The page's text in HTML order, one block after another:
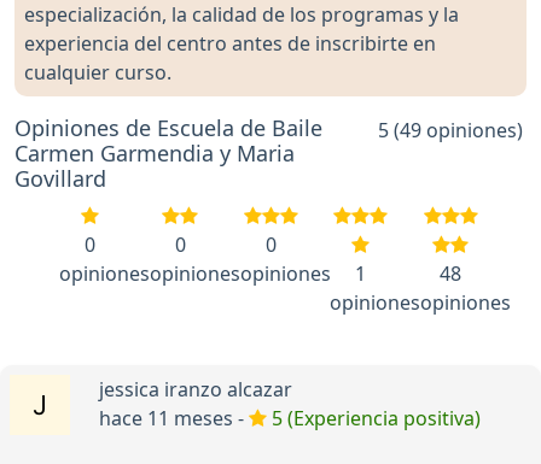
especialización, la calidad de los programas y la
experiencia del centro antes de inscribirte en
cualquier curso.
Opiniones de Escuela de Baile
Carmen Garmendia y Maria
Govillard
5 (49 opiniones)
0
opiniones
0
opiniones
0
opiniones
1
opiniones
48
opiniones
jessica iranzo alcazar
hace 11 meses -
5 (Experiencia positiva)